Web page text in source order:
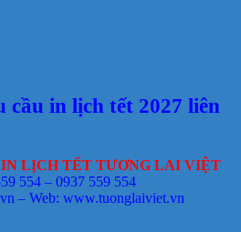
cầu in lịch tết 2027 liên
LỊCH TẾT TƯƠNG LAI VIỆT
554 – 0937 559 554
– Web: www.tuonglaiviet.vn